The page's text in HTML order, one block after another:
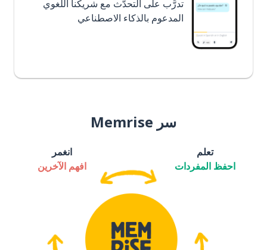
تدرَّب على التحدُّث مع شريكنا اللغوي
المدعوم بالذكاء الاصطناعي
سر Memrise
تعلم
احفظ المفردات
انغمر
افهم الآخرين